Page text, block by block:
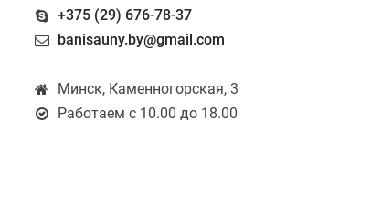
+375 (29) 676-78-37
banisauny.by@gmail.com
Минск, Каменногорская, 3
Работаем с 10.00 до 18.00